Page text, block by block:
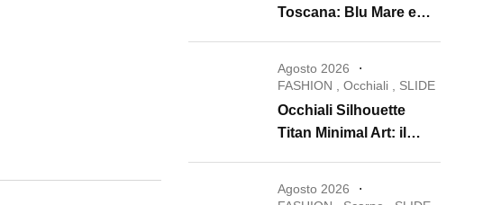
Toscana: Blu Mare e
di lusso
Agosto 2026
FASHION
Occhiali SLIDE
Occhiali Silhouette
Titan Minimal Art: il
conquista il 2026
Agosto 2026